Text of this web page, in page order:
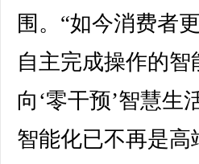
围。“如今消费者
自主完成操作的
向‘零干预’智慧生
智能化已不再是高